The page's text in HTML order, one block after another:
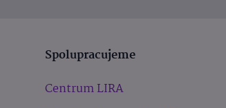
Spolupracujeme
Centrum LIRA